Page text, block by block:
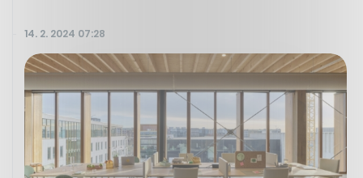
14. 2. 2024 07:28